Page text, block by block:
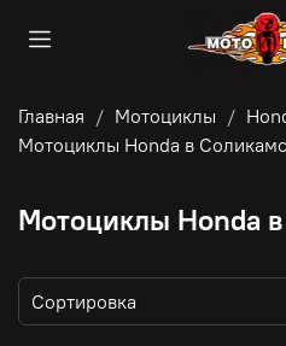
Главная Мотоциклы
Мотоциклы Honda в
Мотоциклы Honda